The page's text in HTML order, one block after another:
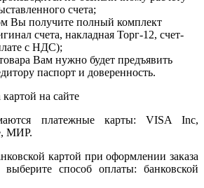
счета;
Вы получите полный комплект
счета, накладная Торг-12, счет-
с НДС);
Вам нужно будет предъявить
паспорт и доверенность.
на сайте
платежные карты: VISA Inc,
МИР.
картой при оформлении заказа
выберите способ оплаты: банковской